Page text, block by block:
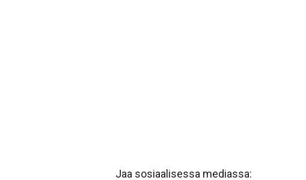
Jaa sosiaalisessa mediassa: